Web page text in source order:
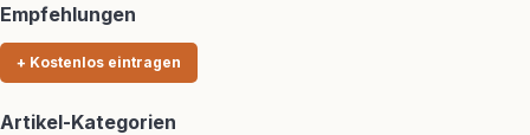
Empfehlungen
+ Kostenlos eintragen
Artikel-Kategorien